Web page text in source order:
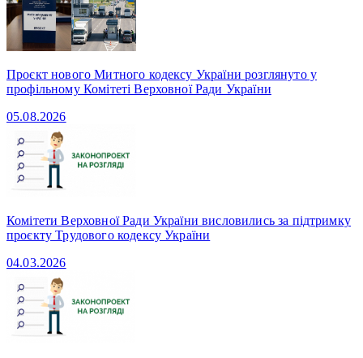
Проєкт нового Митного кодексу України розглянуто у
профільному Комітеті Верховної Ради України
05.08.2026
Комітети Верховної Ради України висловились за підтримку
проєкту Трудового кодексу України
04.03.2026